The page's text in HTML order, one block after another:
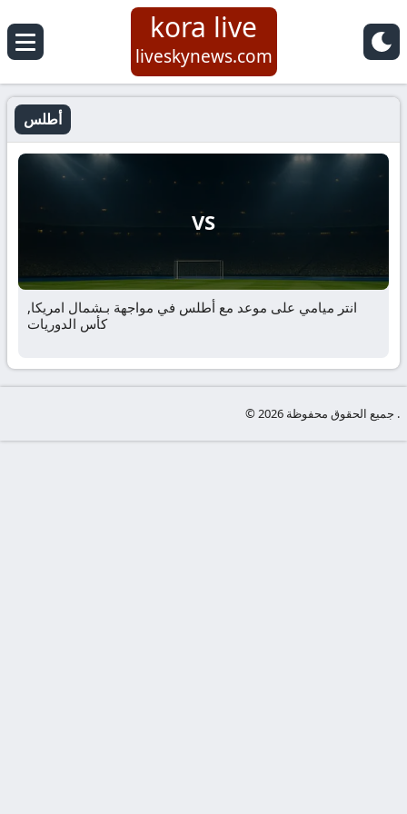
kora live
liveskynews.com
أطلس
VS
انتر ميامي على موعد مع أطلس في مواجهة بـشمال امريكا,
كأس الدوريات
© جميع الحقوق محفوظة 2026 .